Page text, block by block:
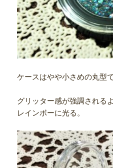
ケースはやや小さめの丸型で
グリッター感が強調される
レインボーに光る。